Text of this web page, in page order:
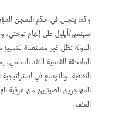
وكما يتجلى في حكم السجن
سبتمبر/أيلول على إلهام
الدولة تظل غير مستعدة
الملاحقة القاسية للنقد
الثقافية، والتوسع في
المهاجرين الصينيين من عرقية
العنف.